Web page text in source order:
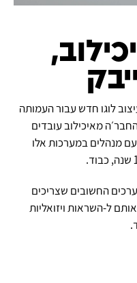
לוגו חדש עבור העמותה
מאיכילוב עובדים
מנהלים במערכות אלו
החשובים שצריכים
ל-השראות ויזואליות